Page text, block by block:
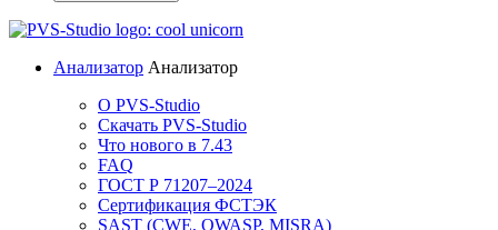
Анализатор Анализатор
О PVS-Studio
Скачать PVS-Studio
Что нового в 7.43
FAQ
ГОСТ Р 71207–2024
Сертификация ФСТЭК
SAST (CWE, OWASP, MISRA)